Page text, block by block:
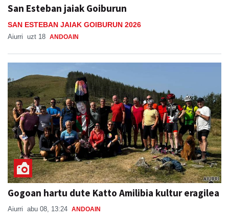
San Esteban jaiak Goiburun
SAN ESTEBAN JAIAK GOIBURUN 2026
Aiurri uzt 18 ANDOAIN
Gogoan hartu dute Katto Amilibia kultur eragilea
Aiurri abu 08, 13:24 ANDOAIN